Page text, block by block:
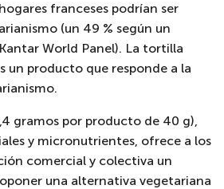
franceses podrían ser
(un 49 % según un
World Panel). La tortilla
un producto que responde a la
gramos por producto de 40 g),
y micronutrientes, ofrece a los
comercial y colectiva un
una alternativa vegetariana